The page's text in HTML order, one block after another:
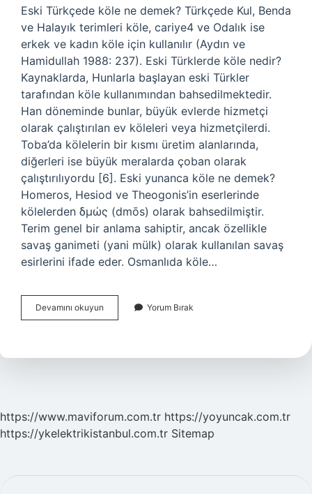
Eski Türkçede köle ne demek? Türkçede Kul, Benda
ve Halayık terimleri köle, cariye4 ve Odalık ise
erkek ve kadın köle için kullanılır (Aydın ve
Hamidullah 1988: 237). Eski Türklerde köle nedir?
Kaynaklarda, Hunlarla başlayan eski Türkler
tarafından köle kullanımından bahsedilmektedir.
Han döneminde bunlar, büyük evlerde hizmetçi
olarak çalıştırılan ev köleleri veya hizmetçilerdi.
Toba’da kölelerin bir kısmı üretim alanlarında,
diğerleri ise büyük meralarda çoban olarak
çalıştırılıyordu [6]. Eski yunanca köle ne demek?
Homeros, Hesiod ve Theogonis’in eserlerinde
kölelerden δμώς (dmōs) olarak bahsedilmiştir.
Terim genel bir anlama sahiptir, ancak özellikle
savaş ganimeti (yani mülk) olarak kullanılan savaş
esirlerini ifade eder. Osmanlıda köle…
Devamını okuyun
Kölelere
Yorum Bırak
https://www.maviforum.com.tr https://yoyuncak.com.tr
https://ykelektrikistanbul.com.tr Sitemap